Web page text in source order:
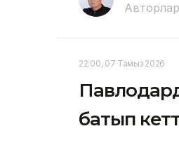
Авторлар
22:00, 07 Тамыз 2026
батып